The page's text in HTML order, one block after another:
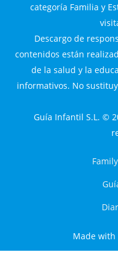
categoría Familia y
Descargo de
contenidos están
de la salud y la
informativos. No
Guía Infantil S.L. ©
Made with